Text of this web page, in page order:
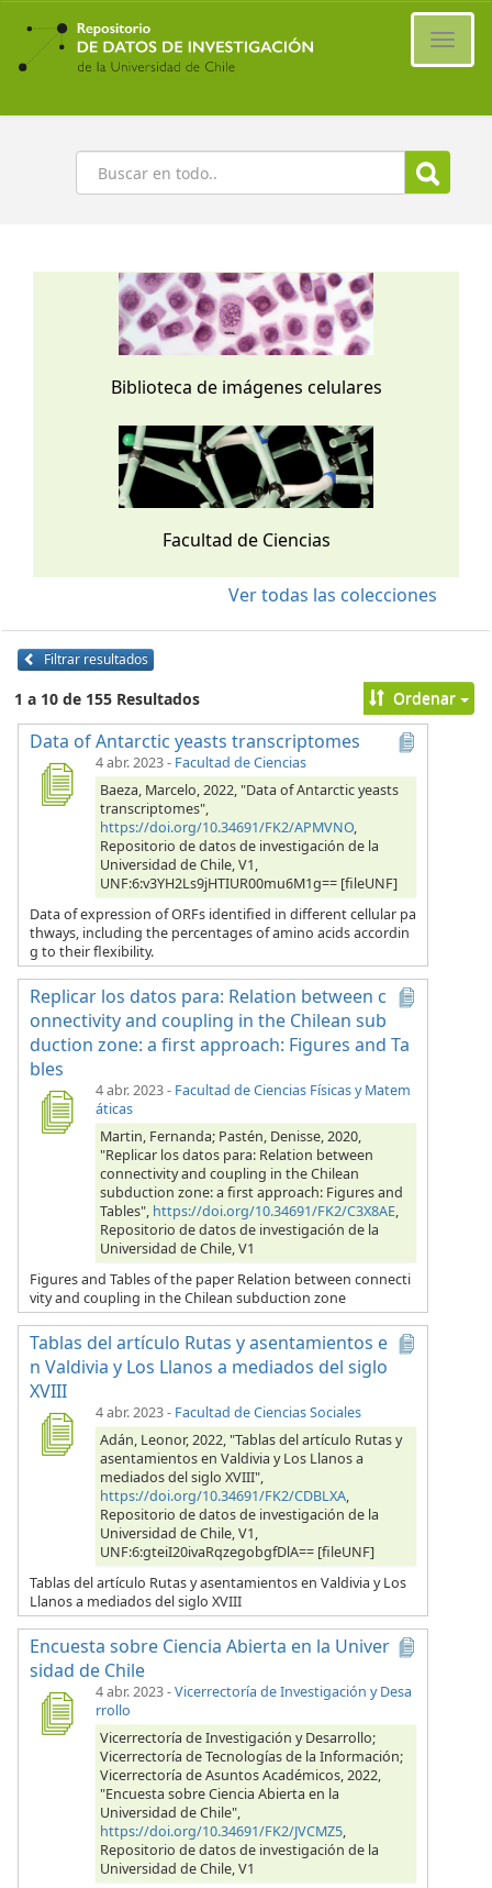
Ir
contenido
principal
Buscar
Biblioteca de imágenes celulares
Facultad de Ciencias
Ver todas las colecciones
Filtrar resultados
1 a 10 de 155 Resultados Ordenar
Data of Antarctic yeasts transcriptomes
4 abr. 2023- Facultad de Ciencias
Baeza, Marcelo, 2022, "Data of Antarctic yeasts
transcriptomes",
https://doi.org/10.34691/FK2/APMVNO,
Repositorio de datos de investigación de la
Universidad de Chile, V1,
UNF:6:v3YH2Ls9jHTIUR00mu6M1g== [fileUNF]
Data of expression of ORFs identified in different cellular pa
thways, including the percentages of amino acids accordin
g to their flexibility.
Replicar los datos para: Relation between c
onnectivity and coupling in the Chilean sub
duction zone: a first approach: Figures and Ta
bles
4 abr. 2023- Facultad de Ciencias Físicas y Matem
áticas
Martin, Fernanda; Pastén, Denisse, 2020,
"Replicar los datos para: Relation between
connectivity and coupling in the Chilean
subduction zone: a first approach: Figures and
Tables", https://doi.org/10.34691/FK2/C3X8AE,
Repositorio de datos de investigación de la
Universidad de Chile, V1
Figures and Tables of the paper Relation between connecti
vity and coupling in the Chilean subduction zone
Tablas del artículo Rutas y asentamientos e
n Valdivia y Los Llanos a mediados del siglo
XVIII
4 abr. 2023- Facultad de Ciencias Sociales
Adán, Leonor, 2022, "Tablas del artículo Rutas y
asentamientos en Valdivia y Los Llanos a
mediados del siglo XVIII",
https://doi.org/10.34691/FK2/CDBLXA,
Repositorio de datos de investigación de la
Universidad de Chile, V1,
UNF:6:gteiI20ivaRqzegobgfDlA== [fileUNF]
Tablas del artículo Rutas y asentamientos en Valdivia y Los
Llanos a mediados del siglo XVIII
Encuesta sobre Ciencia Abierta en la Univer
sidad de Chile
4 abr. 2023-Vicerrectoría de Investigación y Desa
rrollo
Vicerrectoría de Investigación y Desarrollo;
Vicerrectoría de Tecnologías de la Información;
Vicerrectoría de Asuntos Académicos, 2022,
"Encuesta sobre Ciencia Abierta en la
Universidad de Chile",
https://doi.org/10.34691/FK2/JVCMZ5,
Repositorio de datos de investigación de la
Universidad de Chile, V1